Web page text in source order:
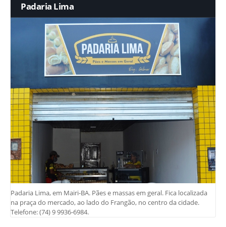
Padaria Lima
Padaria Lima, em Mairi-BA. Pães e massas em geral. Fica localizada
na praça do mercado, ao lado do Frangão, no centro da cidade.
Telefone: (74) 9 9936-6984.